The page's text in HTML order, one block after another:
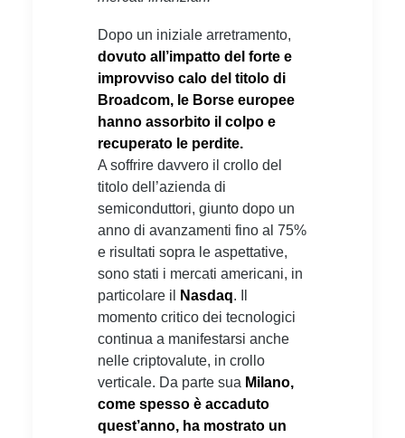
Dopo un iniziale arretramento,
dovuto all’impatto del forte e
improvviso calo del titolo di
Broadcom, le Borse europee
hanno assorbito il colpo e
recuperato le perdite.
A soffrire davvero il crollo del
titolo dell’azienda di
semiconduttori, giunto dopo un
anno di avanzamenti fino al 75%
e risultati sopra le aspettative,
sono stati i mercati americani, in
particolare il
Nasdaq. Il
momento critico dei tecnologici
continua a manifestarsi anche
nelle criptovalute, in crollo
verticale. Da parte sua Milano,
come spesso è accaduto
quest’anno, ha mostrato un